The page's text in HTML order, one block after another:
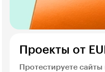
Проекты от
Протестируете